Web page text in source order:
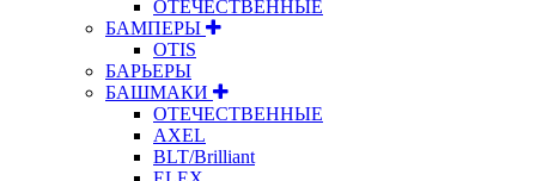
ОТЕЧЕСТВЕННЫЕ
БАМПЕРЫ
OTIS
БАРЬЕРЫ
БАШМАКИ
ОТЕЧЕСТВЕННЫЕ
AXEL
BLT/Brilliant